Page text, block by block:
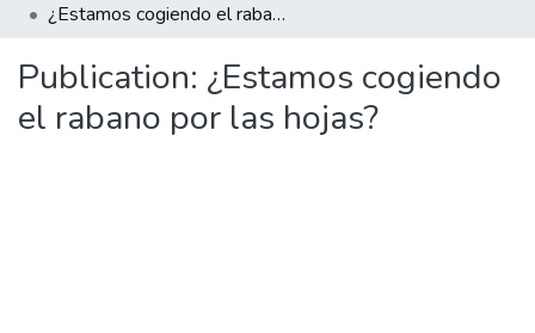
Statistics
¿Estamos cogiendo el rabano por las hojas?
Publication: ¿Estamos cogiendo
el rabano por las hojas?